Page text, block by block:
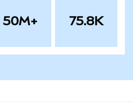
50M+ 75.8K